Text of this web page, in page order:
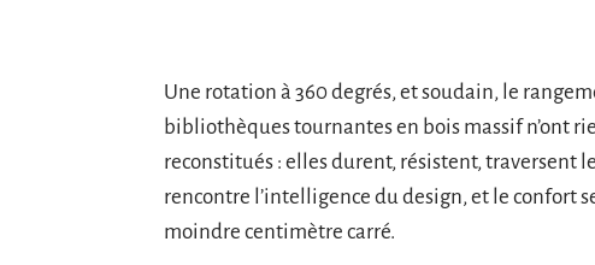
Une rotation à 360 degrés, et soudain, le
bibliothèques tournantes en bois massif n’ont
reconstitués : elles durent, résistent, traversent
rencontre l’intelligence du design, et le confort
moindre centimètre carré.